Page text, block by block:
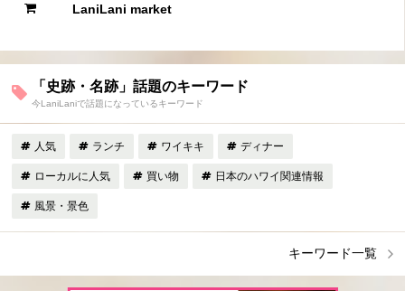
LaniLani market
「史跡・名跡」話題のキーワード
今LaniLaniで話題になっているキーワード
人気 ランチ ワイキキ ディナー
ローカルに人気 買い物 日本のハワイ関連情報
風景・景色
キーワード一覧